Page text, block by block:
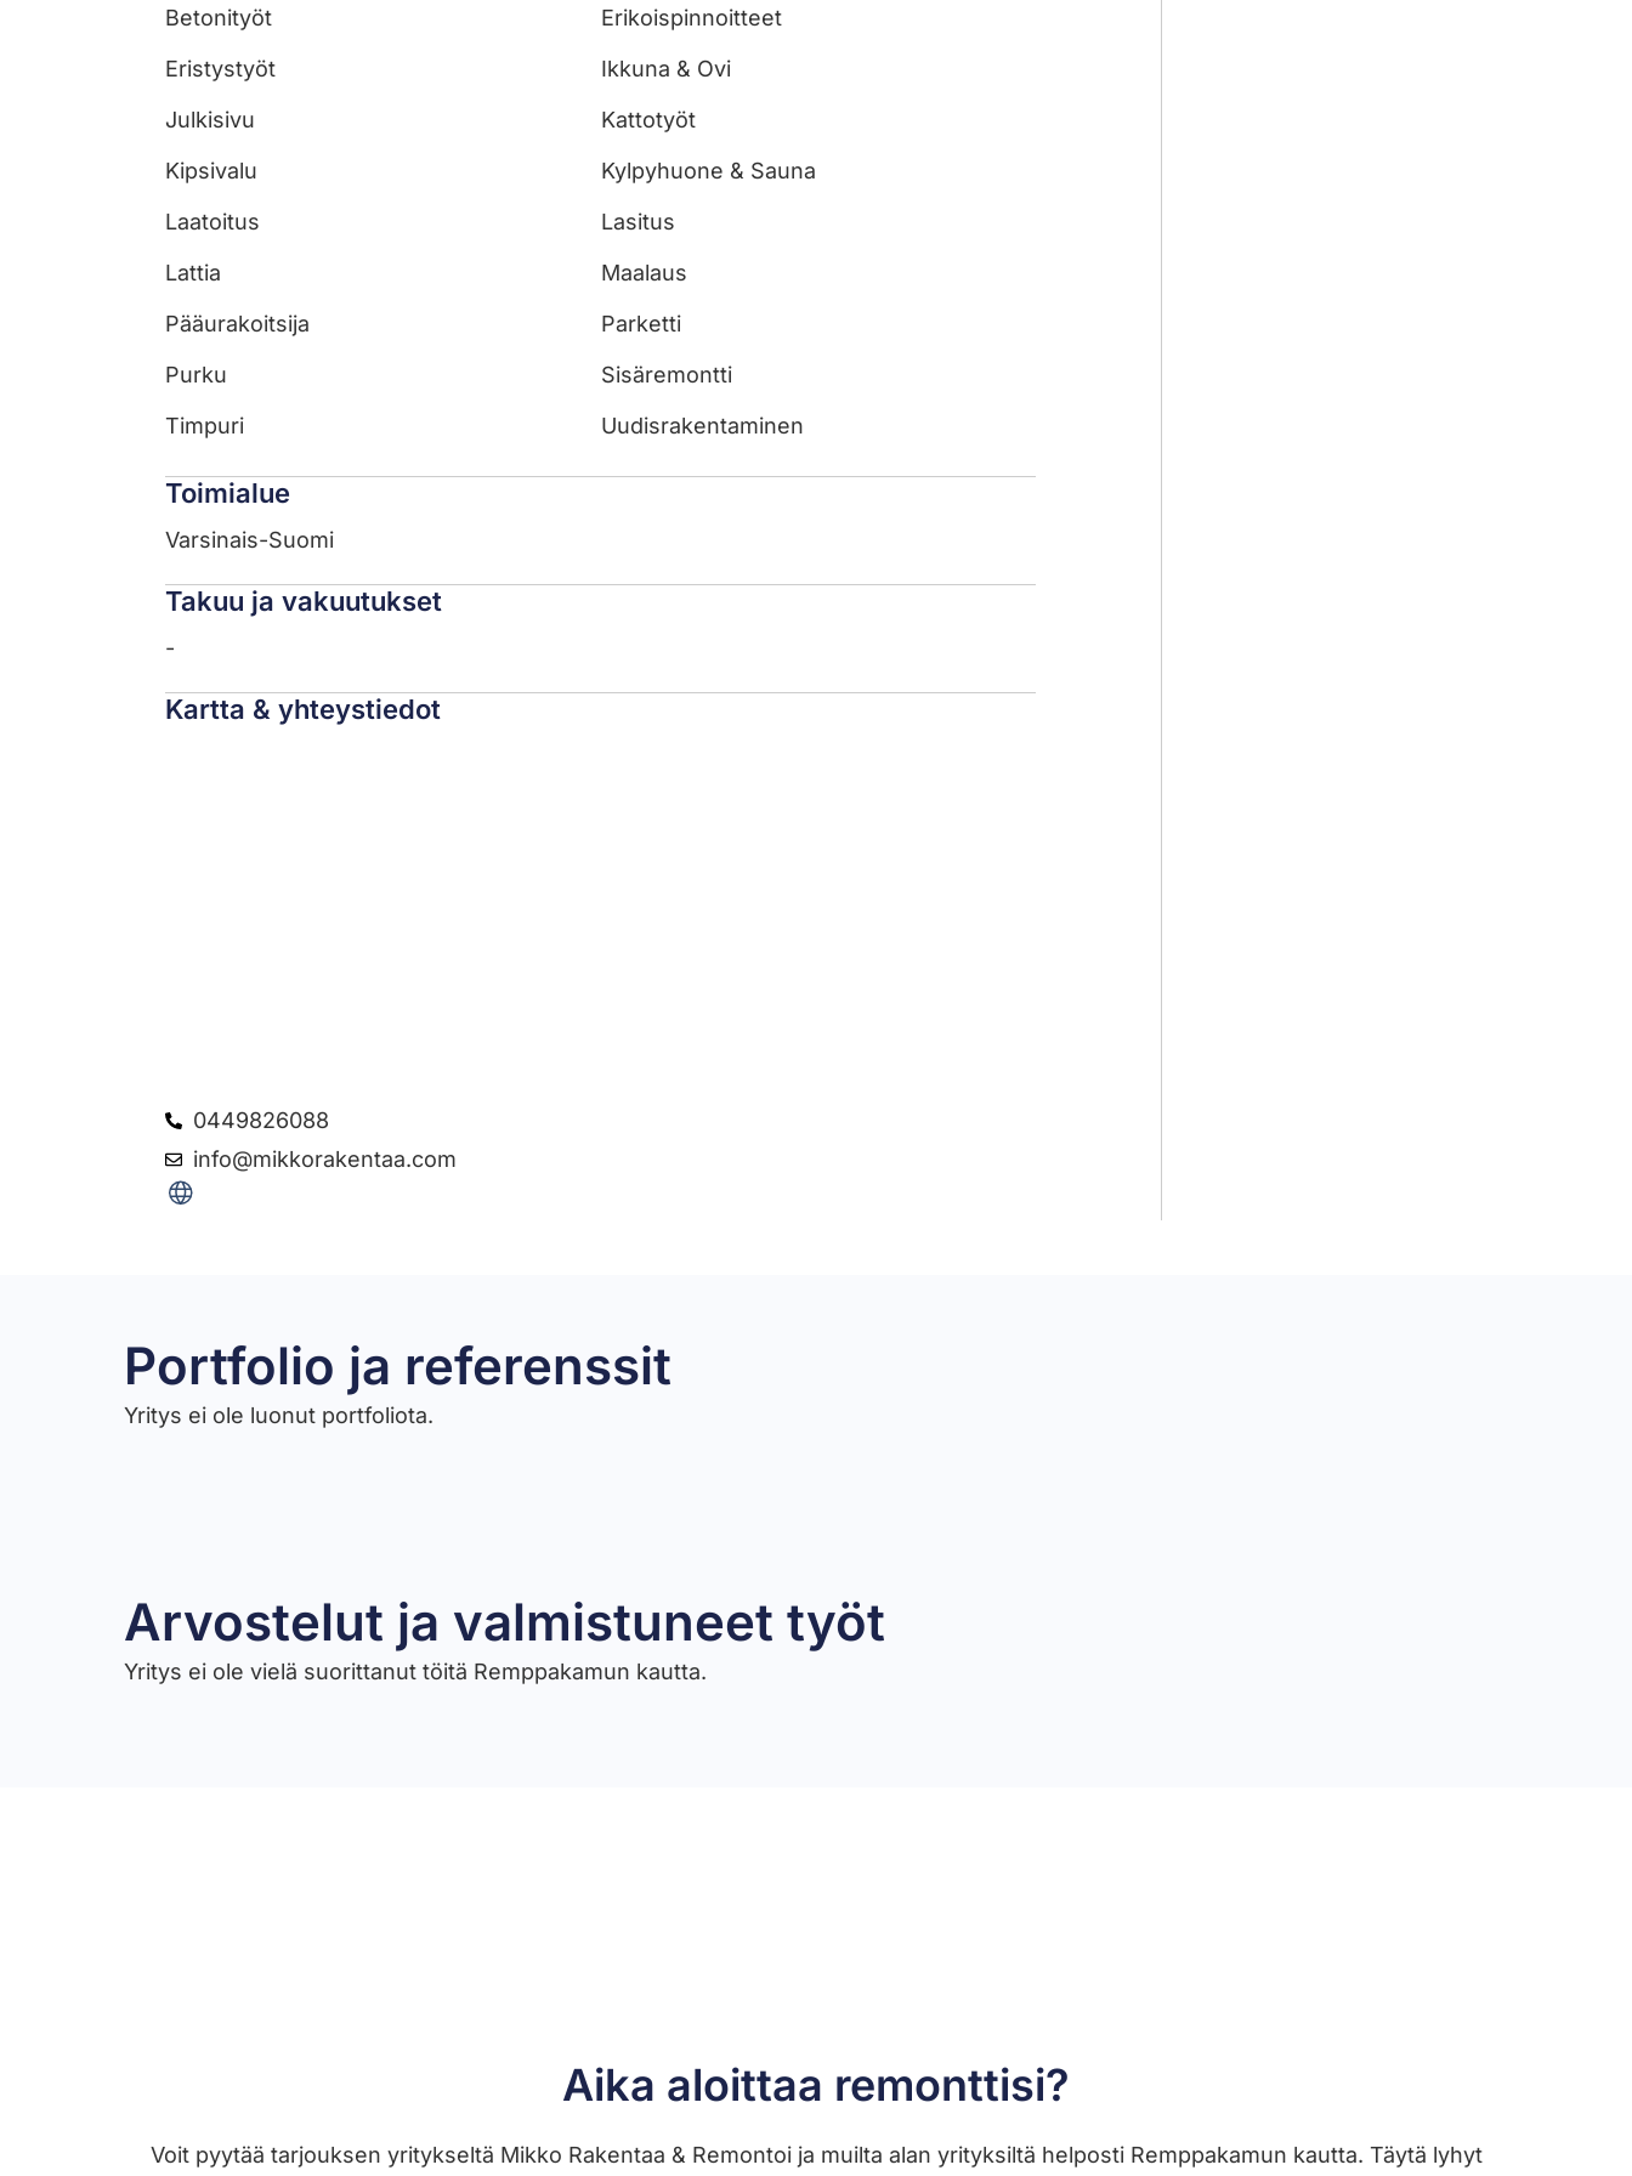
Betonityöt
Erikoispinnoitteet
Eristystyöt
Ikkuna & Ovi
Julkisivu
Kattotyöt
Kipsivalu
Kylpyhuone & Sauna
Laatoitus
Lasitus
Lattia
Maalaus
Pääurakoitsija
Parketti
Purku
Sisäremontti
Timpuri
Uudisrakentaminen
Toimialue
Varsinais-Suomi
Takuu ja vakuutukset
-
Kartta & yhteystiedot
0449826088
info@mikkorakentaa.com
Portfolio ja referenssit
Yritys ei ole luonut portfoliota.
Arvostelut ja valmistuneet työt​
Yritys ei ole vielä suorittanut töitä Remppakamun kautta.
Aika aloittaa remonttisi?
Voit pyytää tarjouksen yritykseltä Mikko Rakentaa & Remontoi ja muilta alan yrityksiltä helposti Remppakamun kautta. Täytä lyhyt